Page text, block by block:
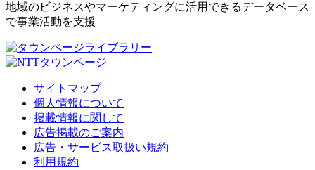
地域のビジネスやマーケティングに活用できるデータベース
で事業活動を支援
サイトマップ
個人情報について
掲載情報に関して
広告掲載のご案内
広告・サービス取扱い規約
利用規約